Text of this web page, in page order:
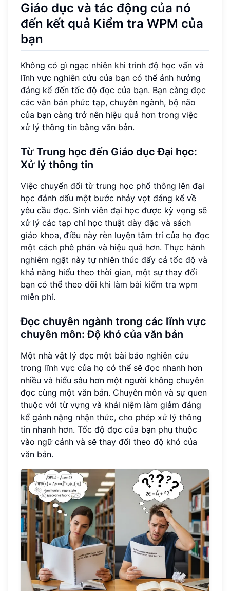
Giáo dục và tác động của nó
đến kết quả Kiểm tra WPM của
bạn
Không có gì ngạc nhiên khi trình độ học vấn và
lĩnh vực nghiên cứu của bạn có thể ảnh hưởng
đáng kể đến tốc độ đọc của bạn. Bạn càng đọc
các văn bản phức tạp, chuyên ngành, bộ não
của bạn càng trở nên hiệu quả hơn trong việc
xử lý thông tin bằng văn bản.
Từ Trung học đến Giáo dục Đại học:
Xử lý thông tin
Việc chuyển đổi từ trung học phổ thông lên đại
học đánh dấu một bước nhảy vọt đáng kể về
yêu cầu đọc. Sinh viên đại học được kỳ vọng sẽ
xử lý các tạp chí học thuật dày đặc và sách
giáo khoa, điều này rèn luyện tâm trí của họ đọc
một cách phê phán và hiệu quả hơn. Thực hành
nghiêm ngặt này tự nhiên thúc đẩy cả tốc độ và
khả năng hiểu theo thời gian, một sự thay đổi
bạn có thể theo dõi khi làm bài kiểm tra wpm
miễn phí.
Đọc chuyên ngành trong các lĩnh vực
chuyên môn:Độ khó của văn bản
Một nhà vật lý đọc một bài báo nghiên cứu
trong lĩnh vực của họ có thể sẽ đọc nhanh hơn
nhiều và hiểu sâu hơn một người không chuyên
đọc cùng một văn bản. Chuyên môn và sự quen
thuộc với từ vựng và khái niệm làm giảm đáng
kể gánh nặng nhận thức, cho phép xử lý thông
tin nhanh hơn. Tốc độ đọc của bạn phụ thuộc
vào ngữ cảnh và sẽ thay đổi theo độ khó của
văn bản.